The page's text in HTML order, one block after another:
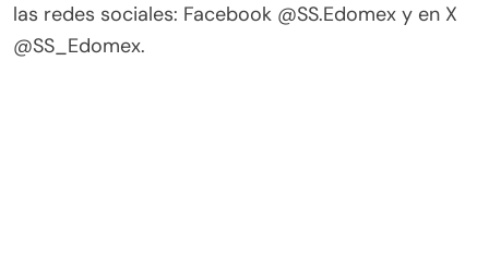
las redes sociales: Facebook @SS.Edomex y en X
@SS_Edomex.